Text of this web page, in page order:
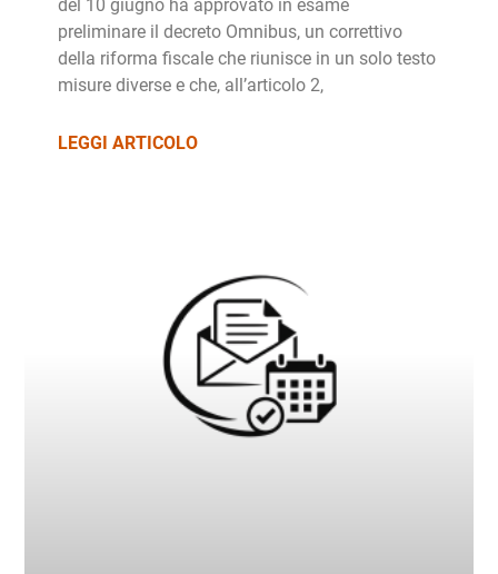
del 10 giugno ha approvato in esame
preliminare il decreto Omnibus, un correttivo
della riforma fiscale che riunisce in un solo testo
misure diverse e che, all’articolo 2,
LEGGI ARTICOLO